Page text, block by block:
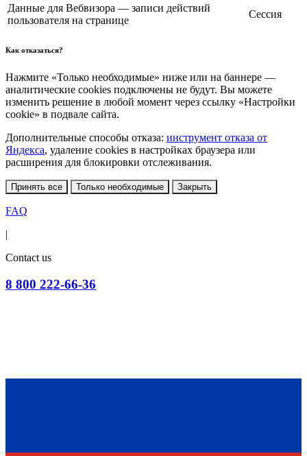
Данные для Вебвизора — записи действий
пользователя на странице
Сессия
Как отказаться?
Нажмите «Только необходимые» ниже или на баннере —
аналитические cookies подключены не будут. Вы можете
изменить решение в любой момент через ссылку «Настройки
cookie» в подвале сайта.
Дополнительные способы отказа: инструмент отказа от
Яндекса, удаление cookies в настройках браузера или
расширения для блокировки отслеживания.
Принять все Только необходимые Закрыть
FAQ
|
Contact us
8 800 222-66-36